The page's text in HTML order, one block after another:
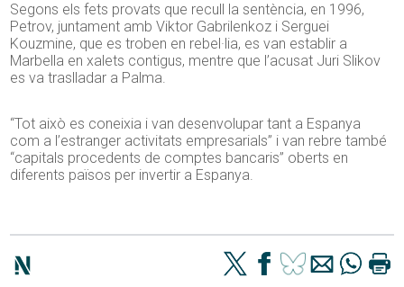
Segons els fets provats que recull la sentència, en 1996,
Petrov, juntament amb Viktor Gabrilenkoz i Serguei
Kouzmine, que es troben en rebel·lia, es van establir a
Marbella en xalets contigus, mentre que l’acusat Juri Slikov
es va traslladar a Palma.
“Tot això es coneixia i van desenvolupar tant a Espanya
com a l’estranger activitats empresarials” i van rebre també
“capitals procedents de comptes bancaris” oberts en
diferents països per invertir a Espanya.